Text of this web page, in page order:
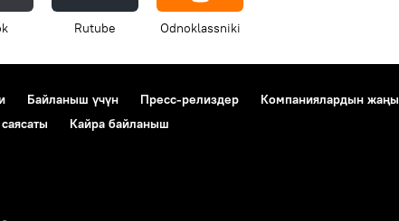
Rutube Odnoklassniki
Байланыш үчүн Пресс-релиздер Компаниялардын
Кайра байланыш